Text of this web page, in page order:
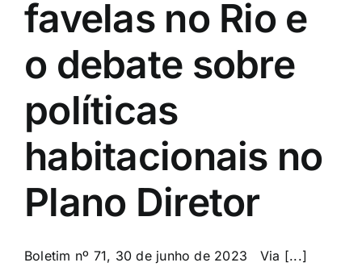
favelas no Rio e
o debate sobre
políticas
habitacionais no
Plano Diretor
Boletim nº 71, 30 de junho de 2023 Via [...]